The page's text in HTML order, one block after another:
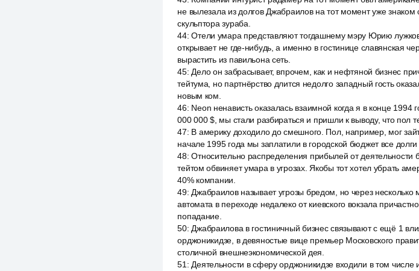
не вылезала из долгов Джабраилов на тот момент уже
скульптора зураба.
44:Отели умара представляют тогдашнему мэру Юрию
открывает не где-нибудь, а именно в гостинице славянская
вырастить из павильона сеть.
45: Дело он забрасывает, впрочем, как и нефтяной бизнес
тейтума, но партнёрство длится недолго западный гость
новым ком.
46: Neon ненависть оказалась взаимной когда я в конце 1994
000 000 $, мы стали разбираться и пришли к выводу, что пол
47: В америку доходило до смешного. Пол, например, мог
начале 1995 года мы заплатили в городской бюджет все
48:Относительно распределения прибылей от деятельности
тейтом обвиняет умара в угрозах. Якобы тот хотел убрать
40% компании.
49: Джабраилов называет угрозы бредом, но через
автомата в переходе недалеко от киевского вокзала
попадание.
50: Джабраилова в гостиничный бизнес связывают с ещё 1
орджоникидзе, в девяностые вице премьер Московского
столичной внешнеэкономической дея.
51 : Деятельности в сферу орджоникидзе входили в том числе